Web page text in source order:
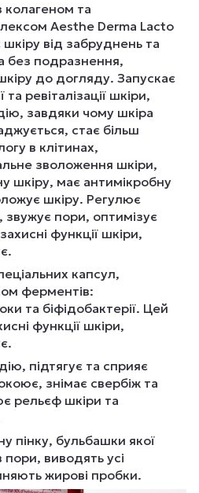
колагеном та
Aesthe Derma Lacto
від забруднень та
без подразнення,
до догляду. Запускає
ревіталізації шкіри,
завдяки чому шкіра
стає більш
в клітинах,
зволоження шкіри,
шкіру, має антимікробну
шкіру. Регулює
звужує пори, оптимізує
функції шкіри,
капсул,
ферментів:
та біфідобактерії. Цей
функції шкіри,
підтягує та сприяє
знімає свербіж та
рельєф шкіри та
пінку, бульбашки якої
виводять усі
жирові пробки.